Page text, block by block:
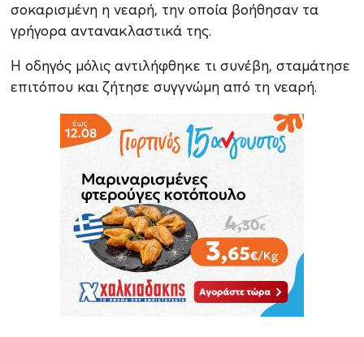
σοκαρισμένη η νεαρή, την οποία βοήθησαν τα
γρήγορα αντανακλαστικά της.
Η οδηγός μόλις αντιλήφθηκε τι συνέβη, σταμάτησε
επιτόπου και ζήτησε συγγνώμη από τη νεαρή.